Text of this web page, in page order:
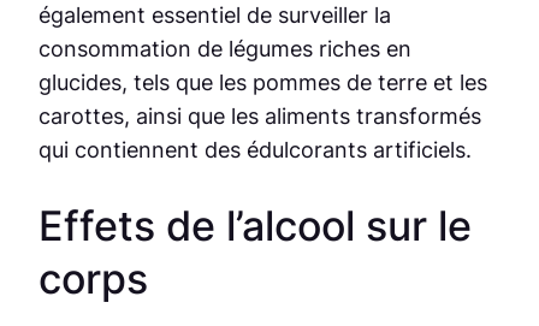
également essentiel de surveiller la
consommation de légumes riches en
glucides, tels que les pommes de terre et les
carottes, ainsi que les aliments transformés
qui contiennent des édulcorants artificiels.
Effets de l’alcool sur le
corps